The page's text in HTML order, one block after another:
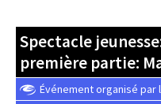
Spectacle
première partie:
Événement organisé par